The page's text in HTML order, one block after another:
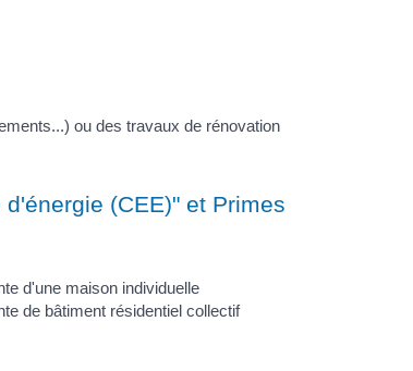
ou des travaux de rénovation
(CEE)" et Primes
d'une maison individuelle
de bâtiment résidentiel collectif